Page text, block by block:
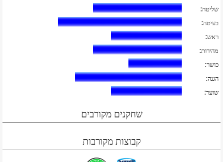
שליטה:
בעיטה:
ראש:
מהירות:
כושר:
הגנה:
שוער:
שחקנים מקורבים
קבוצות מקורבות